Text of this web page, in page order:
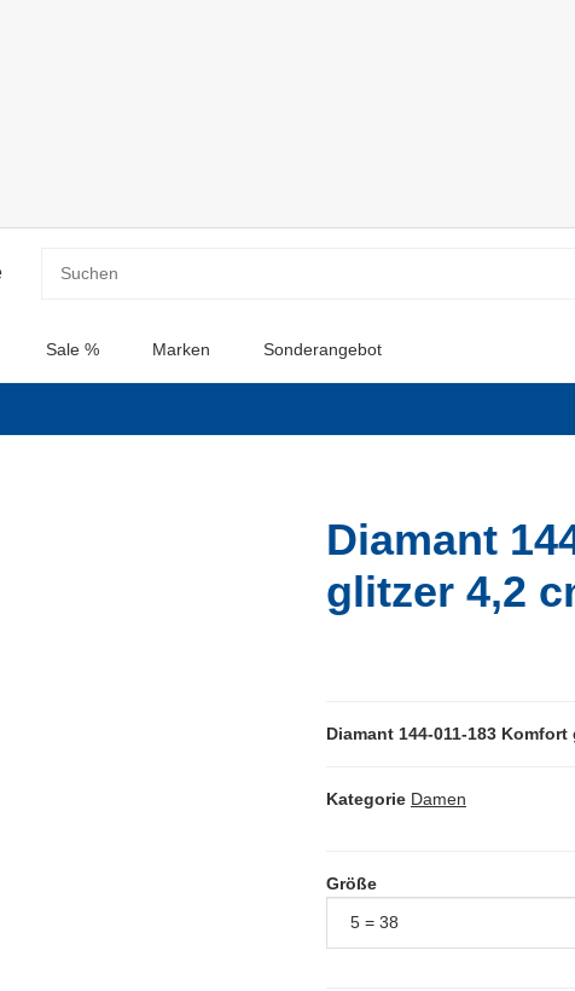
Sale % Marken Sonderangebot
Diamant
glitzer 4,2
Kategorie Damen
Diamant 144-011-183 Komfort
Größe